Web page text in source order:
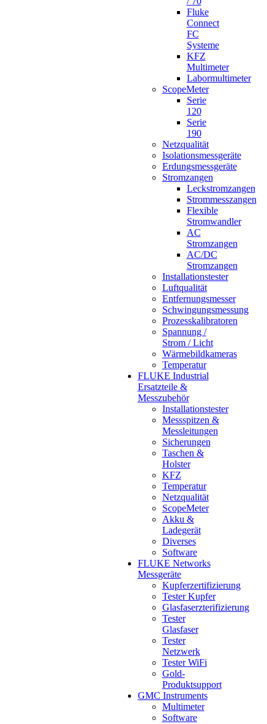
Fluke
Connect
FC
Systeme
KFZ
Multimeter
Labormultimeter
ScopeMeter
Serie
120
Serie
190
Netzqualität
Isolationsmessgeräte
Erdungsmessgeräte
Stromzangen
Leckstromzangen
Strommesszangen
Flexible
Stromwandler
AC
Stromzangen
AC/DC
Stromzangen
Installationstester
Luftqualität
Entfernungsmesser
Schwingungsmessung
Prozesskalibratoren
Spannung /
Strom / Licht
Wärmebildkameras
Temperatur
FLUKE Industrial
Ersatzteile &
Messzubehör
Installationstester
Messspitzen &
Messleitungen
Sicherungen
Taschen &
Holster
KFZ
Temperatur
Netzqualität
ScopeMeter
Akku &
Ladegerät
Diverses
Software
FLUKE Networks
Messgeräte
Kupferzertifizierung
Tester Kupfer
Glasfaserzterifizierung
Tester
Glasfaser
Tester
Netzwerk
Tester WiFi
Gold-
Produktsupport
GMC Instruments
Multimeter
Software